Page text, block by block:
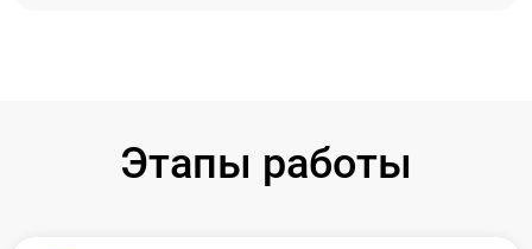
Этапы работы